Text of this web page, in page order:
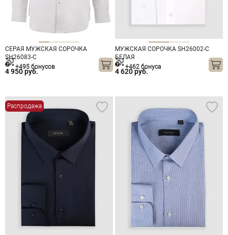
СЕРАЯ МУЖСКАЯ СОРОЧКА
SH26083-C
4 950 руб.
+495 бонусов
МУЖСКАЯ СОРОЧКА SH26002-C
БЕЛАЯ
4 620 руб.
+462 бонуса
Распродажа